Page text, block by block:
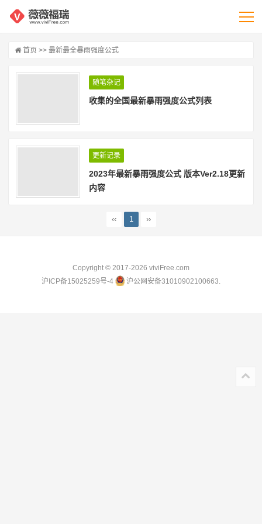
首页 >> 最新最全暴雨强度公式
随笔杂记
收集的全国最新暴雨强度公式列表
更新记录
2023年最新暴雨强度公式 版本Ver2.18更新
内容
‹‹ 1 ››
Copyright © 2017-2026 viviFree.com
沪ICP备15025259号-4
沪公网安备31010902100663.